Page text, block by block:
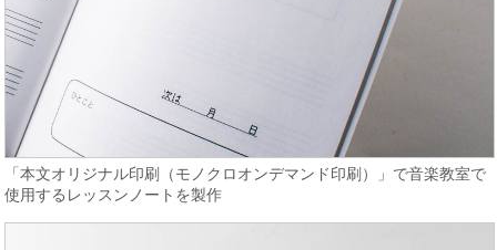
「本文オリジナル印刷（モノクロオンデマンド印刷）」で音楽教室で
使用するレッスンノートを製作